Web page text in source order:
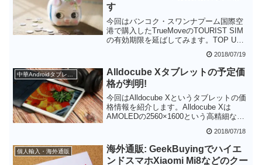
す
今回はバンコク・スワンナプーム国際空
港で購入したTrueMoveのTOURIST SIM
の有効期限を延ばしてみます。TOP UP
TOURIST SIMの場合は90日までしか有効
期限が延ばせないようです。これで諦め
るのは無念なので、国際ローミングを有
効にしておいて、90日目にQuick Addサ
ービスを使ってみようと思います。
2018/07/19
Alldocube Xタブレットの予定価
格が判明!
今回はAlldocube Xというタブレットの価
格情報を紹介します。Alldocube Xは
AMOLEDの2560×1600という高精細なデ
程度とかなり魅力的な製品となりそうで
す。さらに、メールニュースに登録して
おくと特別先行予約で26%のディスカウ
ントがありますので、気になる方は忘れ
2018/07/18
個人輸入・海外通販
海外通販: GeekBuyingでハイエ
ンドスマホXiaomi Mi8などのクー